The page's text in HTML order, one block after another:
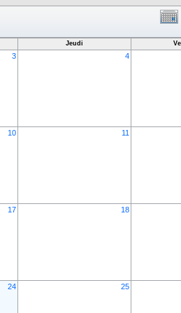
Jeudi
3 4
10 11
17 18
24 25